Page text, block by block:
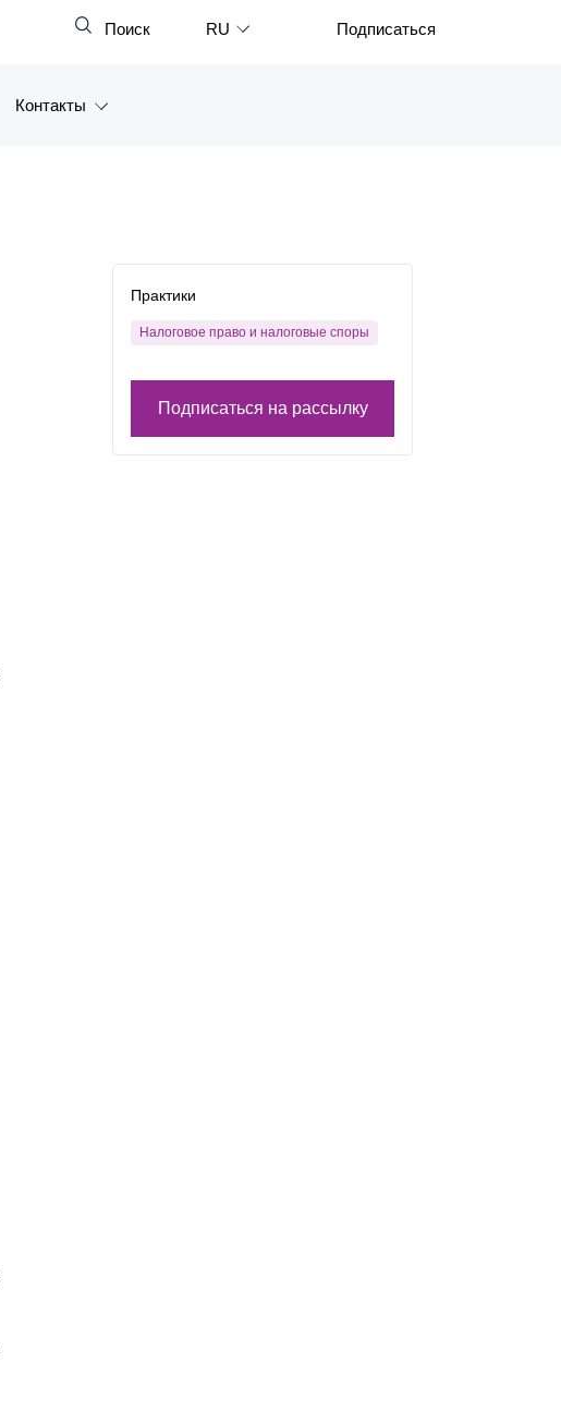
Закрыть
Поиск RU
Français
Português
Подписаться
Контакты
Практики
Налоговое право и налоговые споры
Подписаться на рассылку